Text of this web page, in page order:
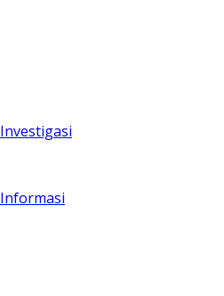
Investigasi
Informasi